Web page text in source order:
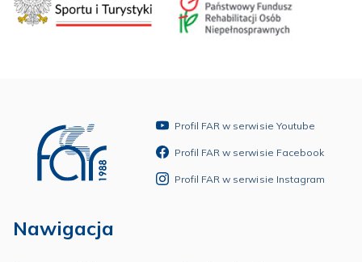
Profil FAR w serwisie Youtube
Profil FAR w serwisie Facebook
Profil FAR w serwisie Instagram
Nawigacja